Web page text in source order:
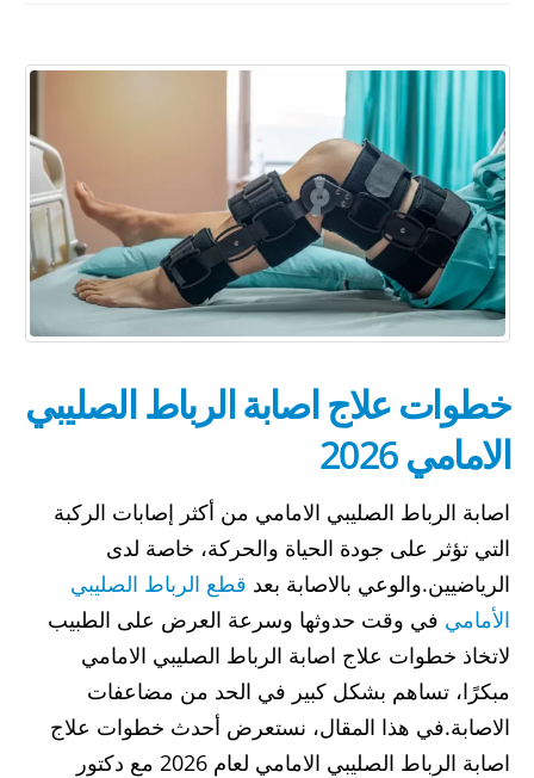
خطوات علاج اصابة الرباط الصليبي
الامامي 2026
اصابة الرباط الصليبي الامامي من أكثر إصابات الركبة
التي تؤثر على جودة الحياة والحركة، خاصة لدى
الرياضيين.والوعي بالاصابة بعد قطع الرباط الصليبي
الأمامي في وقت حدوثها وسرعة العرض على الطبيب
لاتخاذ خطوات علاج اصابة الرباط الصليبي الامامي
مبكرًا، تساهم بشكل كبير في الحد من مضاعفات
الاصابة.في هذا المقال، نستعرض أحدث خطوات علاج
اصابة الرباط الصليبي الامامي لعام 2026 مع دكتور